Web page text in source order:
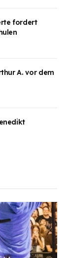
fordert
A. vor dem